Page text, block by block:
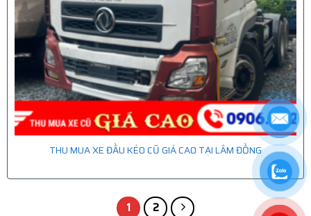
THU MUA XE ĐẦU KÉO CŨ GIÁ CAO TẠI LÂM ĐỒNG
1 2